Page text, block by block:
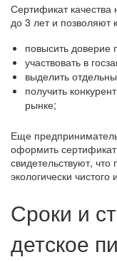
Сертификат качества
до 3 лет и позволяют
повысить доверие
участвовать в
выделить
получить
рынке;
Еще
оформить
свидетельствуют,
экологически
Сроки и
детское